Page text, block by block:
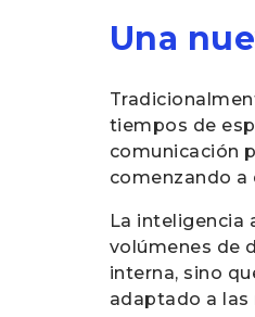
Una
tiempos de
comunicación
comenzando a
La inteligencia
volúmenes de
interna, sino
adaptado a las